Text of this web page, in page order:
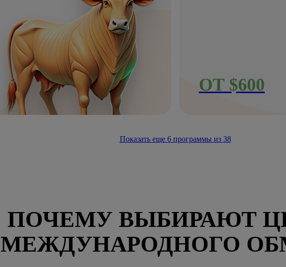
ОТ $600
Показать еще 6программы из 38
ПОЧЕМУ ВЫБИРАЮТ
МЕЖДУНАРОДНОГО